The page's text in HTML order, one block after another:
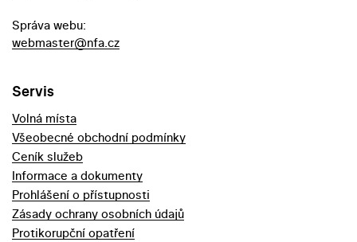
Správa webu:
webmaster@nfa.cz
Servis
Volná místa
Všeobecné obchodní podmínky
Ceník služeb
Informace a dokumenty
Prohlášení o přístupnosti
Zásady ochrany osobních údajů
Protikorupční opatření